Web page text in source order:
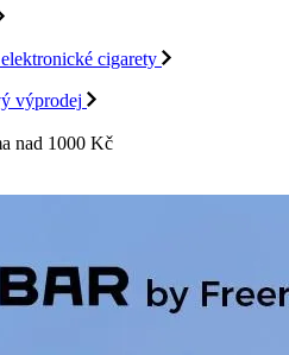
elektronické cigarety
výprodej
nad 1000 Kč